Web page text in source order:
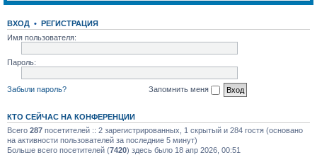
ВХОД • РЕГИСТРАЦИЯ
Имя пользователя:
Пароль:
Забыли пароль? Запомнить меня
КТО СЕЙЧАС НА КОНФЕРЕНЦИИ
Всего 287 посетителей :: 2 зарегистрированных, 1 скрытый и 284 гостя (основано
на активности пользователей за последние 5 минут)
Больше всего посетителей (7420) здесь было 18 апр 2026, 00:51